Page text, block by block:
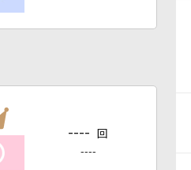
---- 回
----